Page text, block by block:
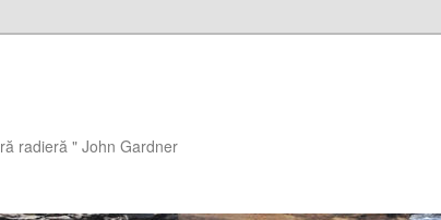
radieră " John Gardner